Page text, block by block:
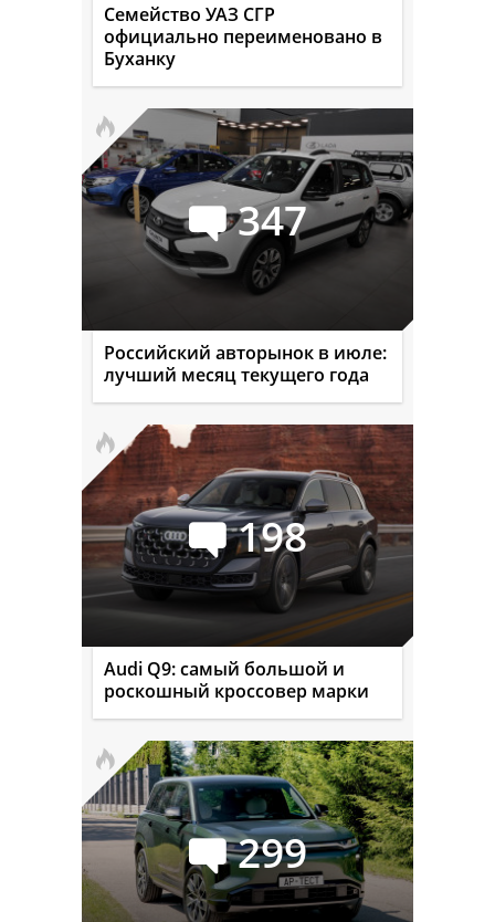
Семейство УАЗ СГР
официально переименовано в
Буханку
347
Российский авторынок в июле:
лучший месяц текущего года
198
Audi Q9: самый большой и
роскошный кроссовер марки
299